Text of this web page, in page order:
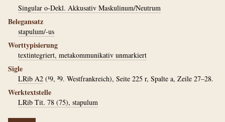
Singular o-Dekl. Akkusativ Maskulinum/Neutrum
Belegansatz
stapulum/-us
Worttypisierung
textintegriert, metakommunikativ unmarkiert
Sigle
LRib A2 (¹9, ²9. Westfrankreich), Seite 225 r, Spalte a, Zeile 27–28.
Werktextstelle
LRib Tit. 78 (75), stapulum